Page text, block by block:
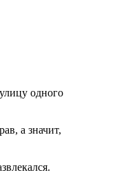
одного
а значит,